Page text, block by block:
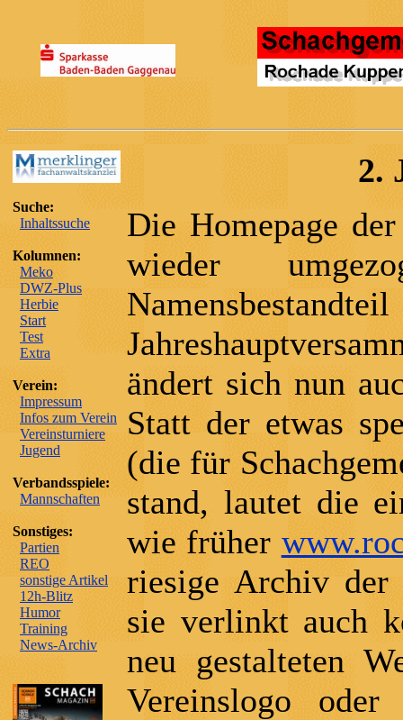
Suche:
Inhaltssuche
Kolumnen:
Meko
DWZ-Plus
Herbie
Start
Test
Extra
Verein:
Impressum
Infos zum Verein
Vereinsturniere
Jugend
Verbandsspiele:
Mannschaften
Sonstiges:
Partien
REO
sonstige Artikel
12h-Blitz
Humor
Training
News-Archiv
2.
Die Homepage
wieder
ändert sich nun
Statt der etwas
(die für
stand, lautet die
wie früher
riesige Archiv der
sie verlinkt auch
neu gestalteten
Vereinslogo oder